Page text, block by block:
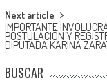
Next article
IMPORTANTE
POSTULACIÓN Y
DIPUTADA KARINA
BUSCAR